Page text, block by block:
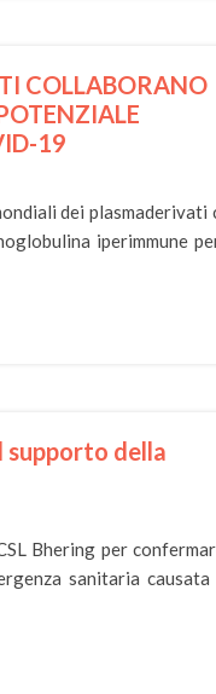
COLLABORANO
19
dei plasmaderivati
iperimmune
supporto della
Bhering per
sanitaria causata